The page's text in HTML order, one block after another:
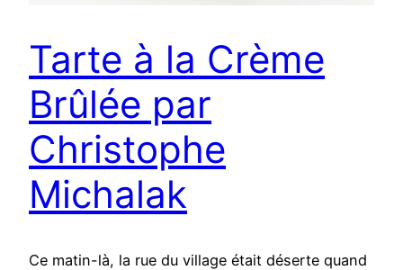
Tarte à la Crème
Brûlée par
Christophe
Michalak
Ce matin-là, la rue du village était déserte quand